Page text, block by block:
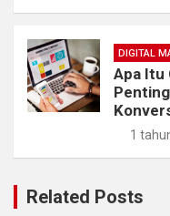
DIGITAL
Apa Itu
1
Related Posts